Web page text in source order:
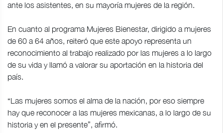
ante los asistentes, en su mayoría mujeres de la región.
En cuanto al programa Mujeres Bienestar, dirigido a mujeres
de 60 a 64 años, reiteró que este apoyo representa un
reconocimiento al trabajo realizado por las mujeres a lo largo
de su vida y llamó a valorar su aportación en la historia del
país.
“Las mujeres somos el alma de la nación, por eso siempre
hay que reconocer a las mujeres mexicanas, a lo largo de su
historia y en el presente”, afirmó.